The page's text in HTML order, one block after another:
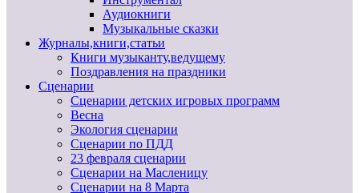
Аудиокниги
Музыкальные сказки
Журналы,книги,статьи
Книги музыканту,ведущему
Поздравления на праздники
Сценарии
Сценарии детских игровых программ
Весна
Экология сценарии
Сценарии по ПДД
23 февраля сценарии
Сценарии на Масленицу
Сценарии на 8 Марта